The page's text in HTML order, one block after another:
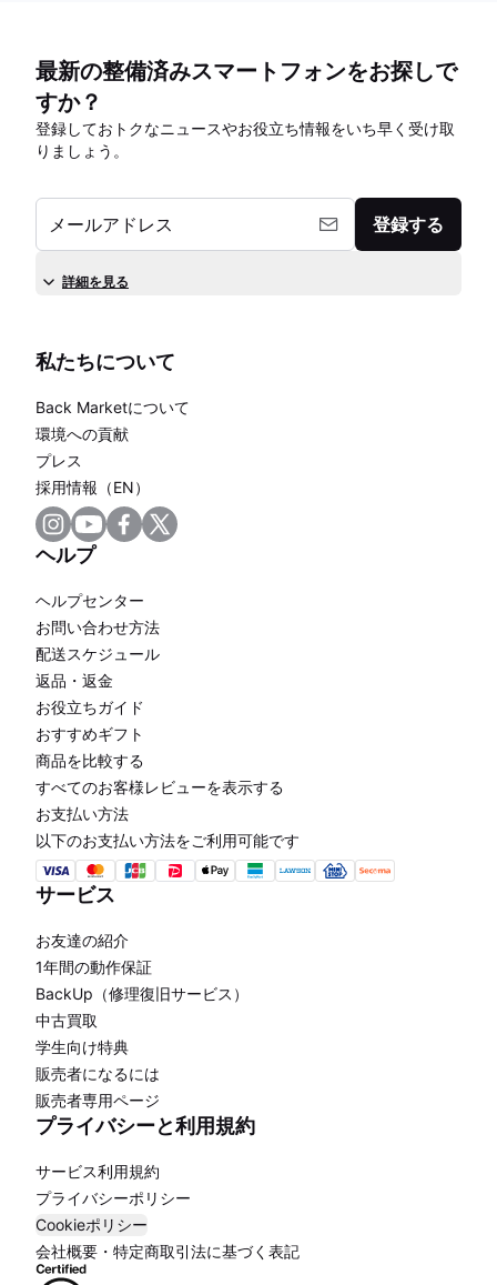
最新の整備済みスマートフォンをお探しで
すか？
登録しておトクなニュースやお役立ち情報をいち早く受け取
りましょう。
メールアドレス 登録する
詳細を見る
私たちについて
Back Marketについて
環境への貢献
プレス
採用情報（EN）
ヘルプ
ヘルプセンター
お問い合わせ方法
配送スケジュール
返品・返金
お役立ちガイド
おすすめギフト
商品を比較する
すべてのお客様レビューを表示する
お支払い方法
以下のお支払い方法をご利用可能です
サービス
お友達の紹介
1年間の動作保証
BackUp（修理復旧サービス）
中古買取
学生向け特典
販売者になるには
販売者専用ページ
プライバシーと利用規約
サービス利用規約
プライバシーポリシー
Cookieポリシー
会社概要・特定商取引法に基づく表記